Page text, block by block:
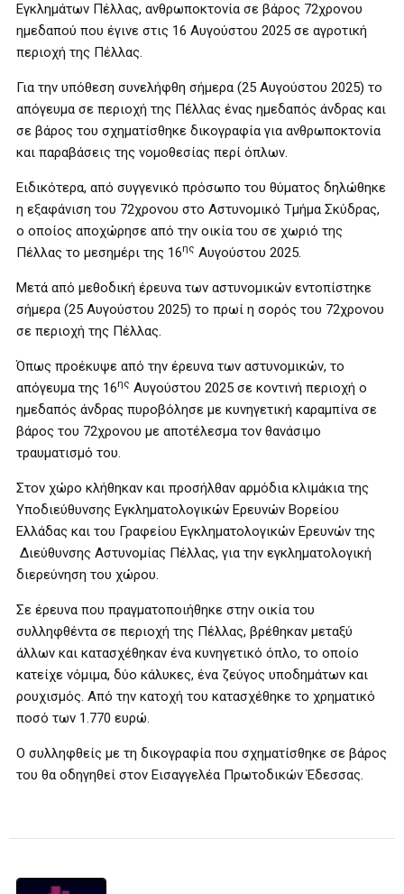
Εγκλημάτων Πέλλας, ανθρωποκτονία σε βάρος 72χρονου
ημεδαπού που έγινε στις 16 Αυγούστου 2025 σε αγροτική
περιοχή της Πέλλας.
Για την υπόθεση συνελήφθη σήμερα (25 Αυγούστου 2025) το
απόγευμα σε περιοχή της Πέλλας ένας ημεδαπός άνδρας και
σε βάρος του σχηματίσθηκε δικογραφία για ανθρωποκτονία
και παραβάσεις της νομοθεσίας περί όπλων.
Ειδικότερα, από συγγενικό πρόσωπο του θύματος δηλώθηκε
η εξαφάνιση του 72χρονου στο Αστυνομικό Τμήμα Σκύδρας,
ο οποίος αποχώρησε από την οικία του σε χωριό της
Πέλλας το μεσημέρι της 16ης Αυγούστου 2025.
Μετά από μεθοδική έρευνα των αστυνομικών εντοπίστηκε
σήμερα (25 Αυγούστου 2025) το πρωί η σορός του 72χρονου
σε περιοχή της Πέλλας.
Όπως προέκυψε από την έρευνα των αστυνομικών, το
απόγευμα της 16ης Αυγούστου 2025 σε κοντινή περιοχή ο
ημεδαπός άνδρας πυροβόλησε με κυνηγετική καραμπίνα σε
βάρος του 72χρονου με αποτέλεσμα τον θανάσιμο
τραυματισμό του.
Στον χώρο κλήθηκαν και προσήλθαν αρμόδια κλιμάκια της
Υποδιεύθυνσης Εγκληματολογικών Ερευνών Βορείου
Ελλάδας και του Γραφείου Εγκληματολογικών Ερευνών της
Διεύθυνσης Αστυνομίας Πέλλας, για την εγκληματολογική
διερεύνηση του χώρου.
Σε έρευνα που πραγματοποιήθηκε στην οικία του
συλληφθέντα σε περιοχή της Πέλλας, βρέθηκαν μεταξύ
άλλων και κατασχέθηκαν ένα κυνηγετικό όπλο, το οποίο
κατείχε νόμιμα, δύο κάλυκες, ένα ζεύγος υποδημάτων και
ρουχισμός. Από την κατοχή του κατασχέθηκε το χρηματικό
ποσό των 1.770 ευρώ.
Ο συλληφθείς με τη δικογραφία που σχηματίσθηκε σε βάρος
του θα οδηγηθεί στον Εισαγγελέα Πρωτοδικών Έδεσσας.